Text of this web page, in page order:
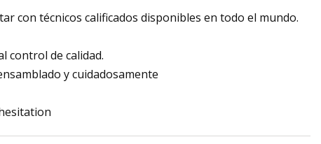
con técnicos calificados disponibles en todo el mundo.
control de calidad.
y cuidadosamente